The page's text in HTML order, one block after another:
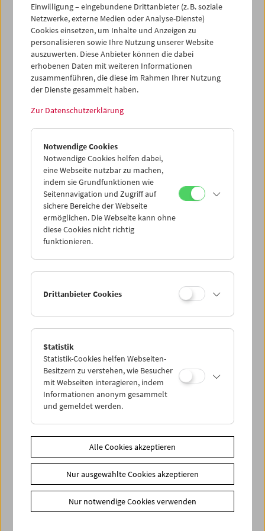
Ticketkorb Kauf
Leer
Ticketkorb Reservierung
> Weitere Karten hinzufügen / Spielplan
Ticketpreise: MitgliederEUR 5,50ohne Mitgliedschaft
EUR 10,50
Ihre Mitgliedschaft und Ihren Zehnerblock nutzen.
Ermäßigte Tickets, nonstop- und weitere Freikarten
können online nur reserviert werden. Die Ausgabe erfolgt
ausschließlich an der Kassa.
Weitere Informationen zu unseren Tickets und
Vorschau Sept / Okt 2026
Regelmäßige Programme
Programmarchiv
Einwilligung – eingebundene Drittanbieter (z. B. soziale
Netzwerke, externe Medien oder Analyse-Dienste)
Cookies einsetzen, um Inhalte und Anzeigen zu
personalisieren sowie Ihre Nutzung unserer Website
auszuwerten. Diese Anbieter können die dabei
erhobenen Daten mit weiteren Informationen
zusammenführen, die diese im Rahmen Ihrer Nutzung
der Dienste gesammelt haben.
Zur Datenschutzerklärung
Notwendige Cookies
Notwendige Cookies helfen dabei,
eine Webseite nutzbar zu machen,
indem sie Grundfunktionen wie
Seitennavigation und Zugriff auf
sichere Bereiche der Webseite
ermöglichen. Die Webseite kann ohne
diese Cookies nicht richtig
funktionieren.
Drittanbieter Cookies
Statistik
Statistik-Cookies helfen Webseiten-
Besitzern zu verstehen, wie Besucher
mit Webseiten interagieren, indem
Informationen anonym gesammelt
und gemeldet werden.
Alle Cookies akzeptieren
Nur ausgewählte Cookies akzeptieren
Nur notwendige Cookies verwenden